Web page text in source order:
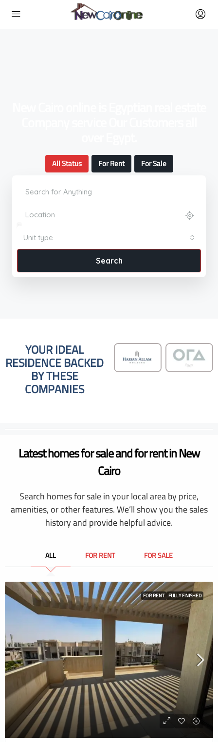
All Status For Rent For Sale
Unit type
Search
YOUR IDEAL
RESIDENCE BACKED
BY THESE
COMPANIES
Latest homes for sale and for rent in New
Cairo
Search homes for sale in your local area by price,
amenities, or other features. We’ll show you the sales
history and provide helpful advice.
ALL FOR RENT FOR SALE
FOR RENT FULLY FINISHED